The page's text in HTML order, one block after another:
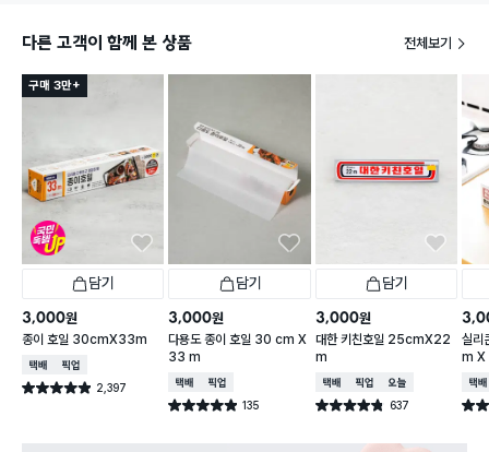
다른 고객이 함께 본 상품 전체보기
구매 3만+
담기
3,000원
종이 호일 30cmX33m
택배배송매장픽업
별점 4.9점 2,397
건 작성
담기
3,000원
다용도 종이 호일 30 cm X
33 m
택배배송매장픽업
별점 4.9점 135
건 작성
담기
3,000원
대한 키친호일 25cmX22
m
택배배송매장픽업오늘배송
별점 4.8점 637
건 작성
실리
m
택배
별점